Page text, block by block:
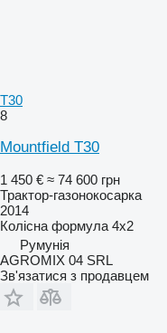
T30
8
Mountfield T30
1 450 € ≈ 74 600 грн
Трактор-газонокосарка
2014
Колісна формула 4x2
Румунія
AGROMIX 04 SRL
Зв'язатися з продавцем